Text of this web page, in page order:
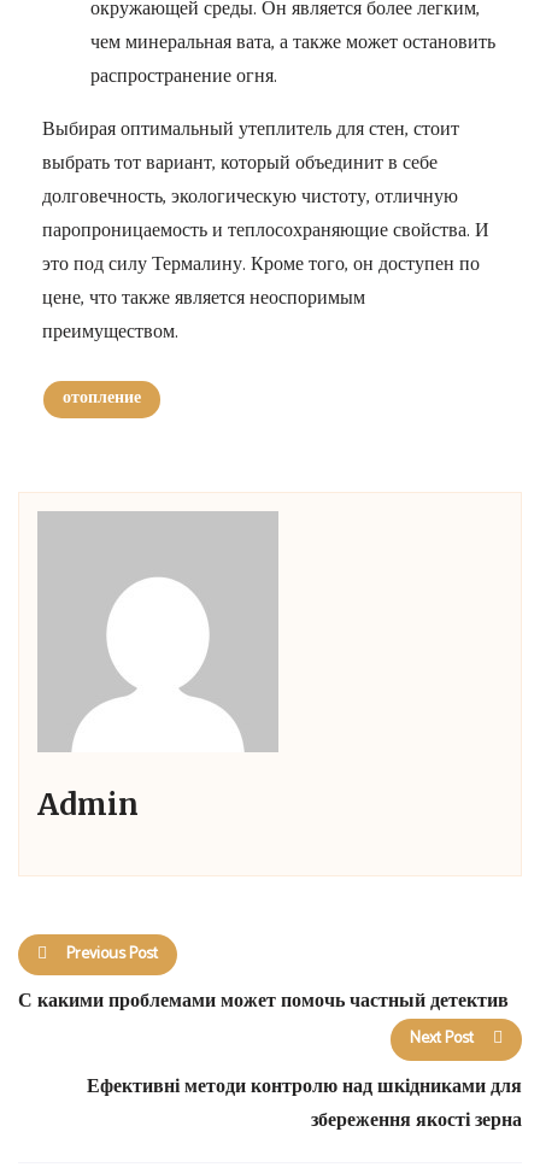
окружающей среды. Он является более легким,
чем минеральная вата, а также может остановить
распространение огня.
Выбирая оптимальный утеплитель для стен, стоит
выбрать тот вариант, который объединит в себе
долговечность, экологическую чистоту, отличную
паропроницаемость и теплосохраняющие свойства. И
это под силу Термалину. Кроме того, он доступен по
цене, что также является неоспоримым
преимуществом.
отопление
Admin
Previous Post
С какими проблемами может помочь частный детектив
Next Post
Ефективні методи контролю над шкідниками для
збереження якості зерна